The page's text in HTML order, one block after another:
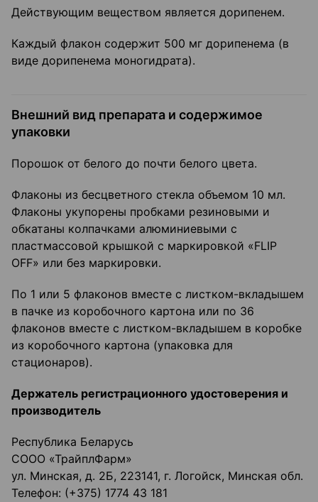
Действующим веществом является дорипенем.
Каждый флакон содержит 500 мг дорипенема (в
виде дорипенема моногидрата).
Внешний вид препарата и содержимое
упаковки
Порошок от белого до почти белого цвета.
Флаконы из бесцветного стекла объемом 10 мл.
Флаконы укупорены пробками резиновыми и
обкатаны колпачками алюминиевыми с
пластмассовой крышкой с маркировкой «FLIP
OFF» или без маркировки.
По 1 или 5 флаконов вместе с листком-вкладышем
в пачке из коробочного картона или по 36
флаконов вместе с листком-вкладышем в коробке
из коробочного картона (упаковка для
стационаров).
Держатель регистрационного удостоверения и
производитель
Республика Беларусь
СООО «ТрайплФарм»
ул. Минская, д. 2Б, 223141, г. Логойск, Минская обл.
Телефон: (+375) 1774 43 181